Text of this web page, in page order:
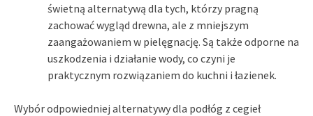
świetną alternatywą dla tych, którzy pragną
zachować wygląd drewna, ale z mniejszym
zaangażowaniem w pielęgnację. Są także odporne na
uszkodzenia i działanie wody, co czyni je
praktycznym rozwiązaniem do kuchni i łazienek.
Wybór odpowiedniej alternatywy dla podłóg z cegieł